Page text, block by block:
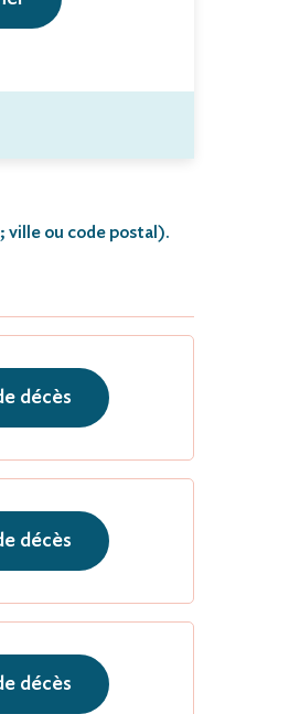
ville ou code postal).
décès
décès
décès